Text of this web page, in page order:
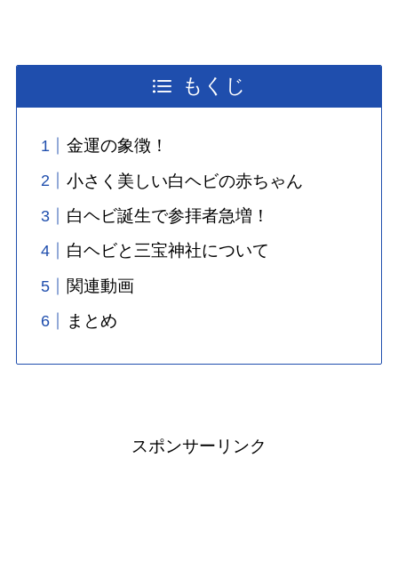
もくじ
金運の象徴！
小さく美しい白ヘビの赤ちゃん
白ヘビ誕生で参拝者急増！
白ヘビと三宝神社について
関連動画
まとめ
スポンサーリンク